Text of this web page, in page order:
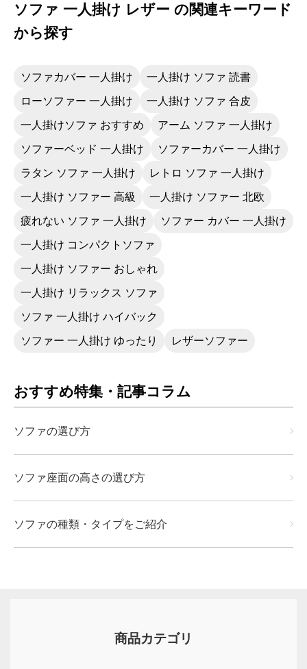
ソファ 一人掛け レザー の関連キーワード
から探す
ソファカバー 一人掛け 一人掛け ソファ 読書
ローソファー 一人掛け 一人掛け ソファ 合皮
一人掛けソファ おすすめ アーム ソファ 一人掛け
ソファーベッド 一人掛け ソファーカバー 一人掛け
ラタン ソファ 一人掛け レトロ ソファ 一人掛け
一人掛け ソファー 高級 一人掛け ソファー 北欧
疲れない ソファ 一人掛け ソファー カバー 一人掛け
一人掛け コンパクトソファ
一人掛け ソファー おしゃれ
一人掛け リラックス ソファ
ソファ 一人掛け ハイバック
ソファー 一人掛け ゆったり レザーソファー
おすすめ特集・記事コラム
ソファの選び方
ソファ座面の高さの選び方
ソファの種類・タイプをご紹介
商品カテゴリ